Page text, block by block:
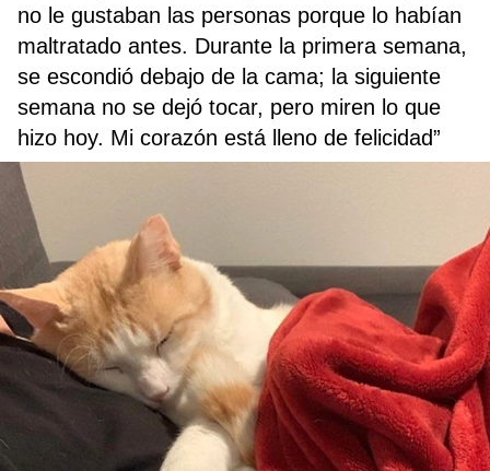
no le gustaban las personas porque lo habían
maltratado antes. Durante la primera semana,
se escondió debajo de la cama; la siguiente
semana no se dejó tocar, pero miren lo que
hizo hoy. Mi corazón está lleno de felicidad”